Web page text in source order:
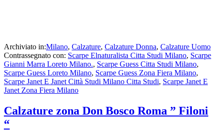
Archiviato in:Milano, Calzature, Calzature Donna, Calzature Uomo
Contrassegnato con: Scarpe Elnaturalista Citta Studi Milano, Scarpe
Gianni Marra Loreto Milano., Scarpe Guess Citta Studi Milano,
Scarpe Guess Loreto Milano, Scarpe Guess Zona Fiera Milano,
Scarpe Janet E Janet Città Studi Milano Citta Studi, Scarpe Janet E
Janet Zona Fiera Milano
Calzature zona Don Bosco Roma ” Filoni
“